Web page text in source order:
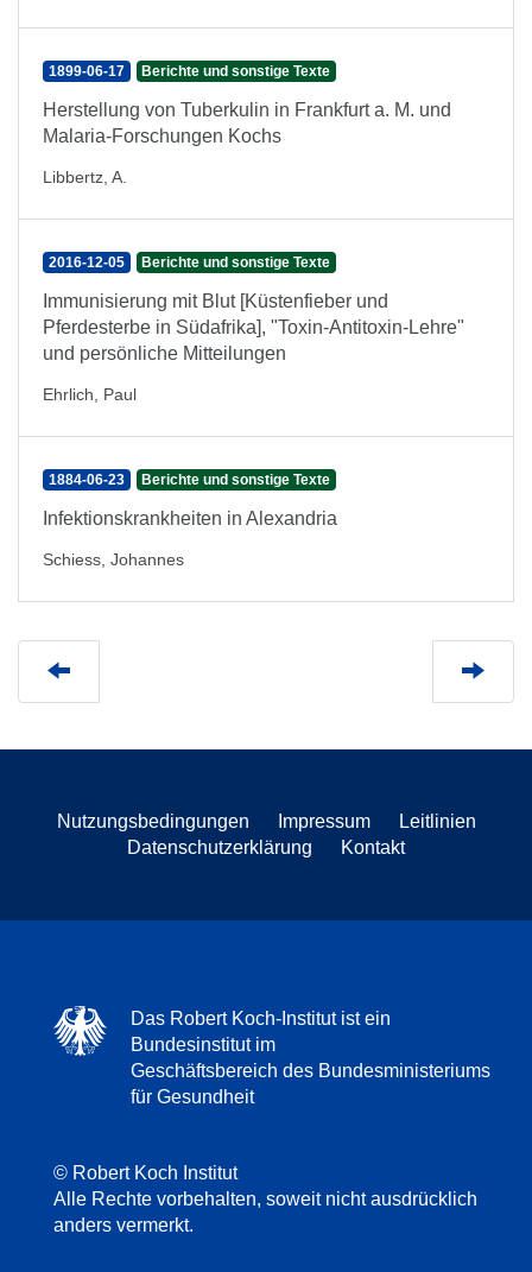
1899-06-17 Berichte und sonstige Texte
Herstellung von Tuberkulin in Frankfurt a. M. und
Malaria-Forschungen Kochs
Libbertz, A.
2016-12-05 Berichte und sonstige Texte
Immunisierung mit Blut [Küstenfieber und
Pferdesterbe in Südafrika], "Toxin-Antitoxin-Lehre"
und persönliche Mitteilungen
Ehrlich, Paul
1884-06-23 Berichte und sonstige Texte
Infektionskrankheiten in Alexandria
Schiess, Johannes
Nutzungsbedingungen Impressum
Leitlinien
Datenschutzerklärung
Kontakt
Das Robert Koch-Institut ist ein
Bundesinstitut im
Geschäftsbereich des Bundesministeriums
für Gesundheit
© Robert Koch Institut
Alle Rechte vorbehalten, soweit nicht ausdrücklich
anders vermerkt.